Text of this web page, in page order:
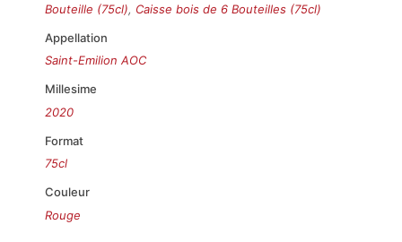
Bouteille (75cl), Caisse bois de 6 Bouteilles (75cl)
Appellation
Saint-Emilion AOC
Millesime
2020
Format
75cl
Couleur
Rouge